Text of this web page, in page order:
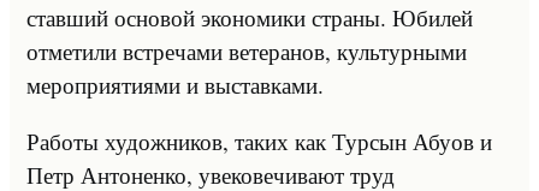
ставший основой экономики страны. Юбилей
отметили встречами ветеранов, культурными
мероприятиями и выставками.
Работы художников, таких как Турсын Абуов и
Петр Антоненко, увековечивают труд